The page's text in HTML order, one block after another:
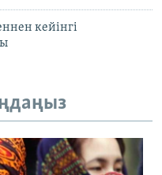
кейінгі